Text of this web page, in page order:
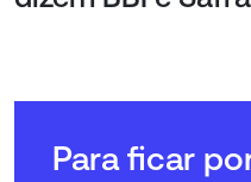
Para ficar